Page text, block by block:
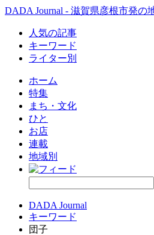
DADA Journal - 滋賀県彦根市発の
人気の記事
キーワード
ライター別
ホーム
特集
まち・文化
ひと
お店
連載
地域別
DADA Journal
キーワード
団子